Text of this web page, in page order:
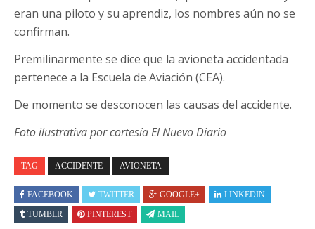
eran una piloto y su aprendiz, los nombres aún no se
confirman.
Premilinarmente se dice que la avioneta accidentada
pertenece a la Escuela de Aviación (CEA).
De momento se desconocen las causas del accidente.
Foto ilustrativa por cortesía El Nuevo Diario
TAG ACCIDENTE AVIONETA
FACEBOOK TWITTER GOOGLE+
LINKEDIN
TUMBLR
PINTEREST MAIL